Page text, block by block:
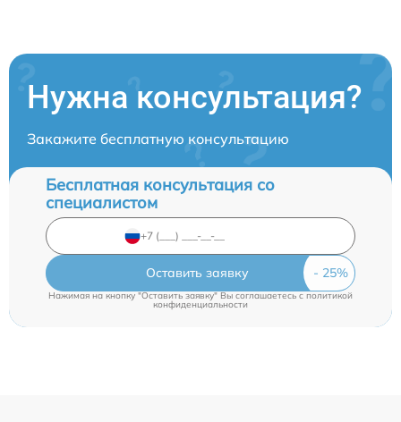
Нужна консультация?
Закажите бесплатную консультацию
Бесплатная консультация со
специалистом
Оставить заявку
Нажимая на кнопку "Оставить заявку" Вы соглашаетесь cполитикой
конфиденциальности